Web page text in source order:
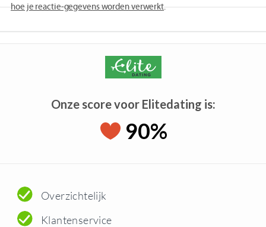
hoe je reactie-gegevens worden verwerkt.
Onze score voor Elitedating is:
90%
Overzichtelijk
Klantenservice